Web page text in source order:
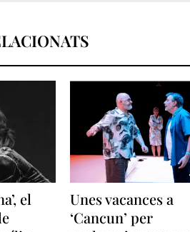
el
Unes vacances a
‘Cancun’ per